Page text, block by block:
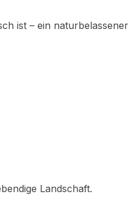
ist – ein naturbelassener
Landschaft.